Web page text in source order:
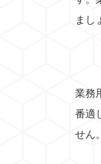
まし
業務
番適
せん